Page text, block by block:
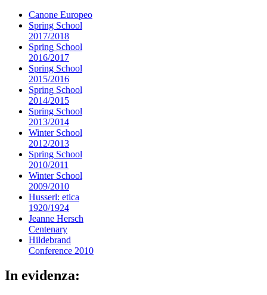
Canone Europeo
Spring School
2017/2018
Spring School
2016/2017
Spring School
2015/2016
Spring School
2014/2015
Spring School
2013/2014
Winter School
2012/2013
Spring School
2010/2011
Winter School
2009/2010
Husserl: etica
1920/1924
Jeanne Hersch
Centenary
Hildebrand
Conference 2010
In evidenza: